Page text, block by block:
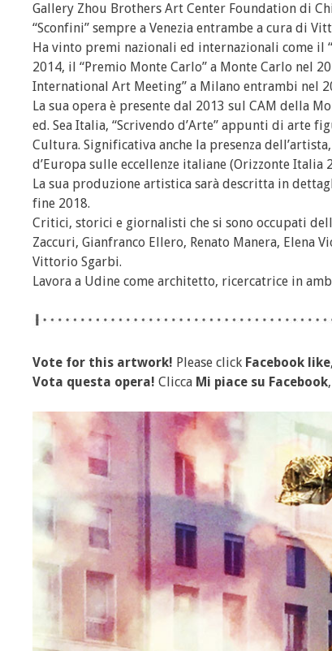
Gallery Zhou Brothers Art Center Foundation di
“Sconfini” sempre a Venezia entrambe a cura di
Ha vinto premi nazionali ed internazionali come il
2014, il “Premio Monte Carlo” a Monte Carlo nel
International Art Meeting” a Milano entrambi nel
La sua opera è presente dal 2013 sul CAM della
ed. Sea Italia, “Scrivendo d’Arte” appunti di arte
Cultura. Significativa anche la presenza
d’Europa sulle eccellenze italiane (Orizzonte
La sua produzione artistica sarà descritta in
fine 2018.
Critici, storici e giornalisti che si sono occupati
Zaccuri, Gianfranco Ellero, Renato Manera, Elena
Vittorio Sgarbi.
Lavora a Udine come architetto, ricercatrice in
Vote for this artwork! Please click Facebook like,
Vota questa opera! Clicca Mi piace su Facebook,